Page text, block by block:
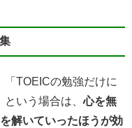
TOEICの勉強だけに
という場合は、心を無
解いていったほうが効